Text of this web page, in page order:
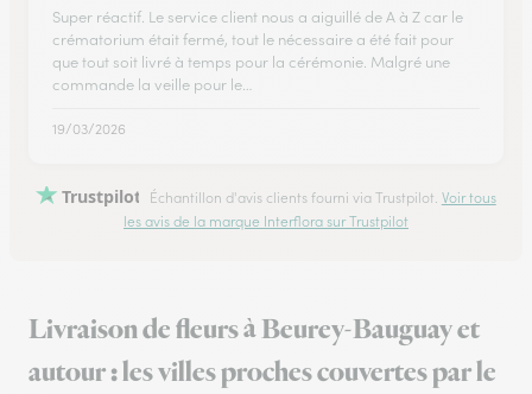
Super réactif. Le service client nous a aiguillé de A à Z car le
crématorium était fermé, tout le nécessaire a été fait pour
que tout soit livré à temps pour la cérémonie. Malgré une
commande la veille pour le…
19/03/2026
Trustpilot Échantillon d'avis clients fourni via Trustpilot. Voir tous
les avis de la marque Interflora sur Trustpilot
Livraison de fleurs à Beurey-Bauguay et
autour : les villes proches couvertes par le